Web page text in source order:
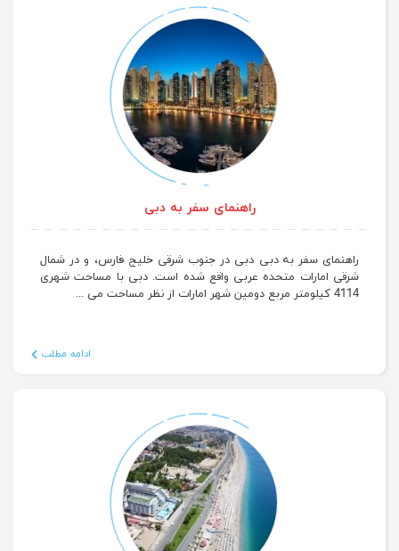
راهنمای سفر به دبی
راهنمای سفر به دبی دبی در جنوب شرقی خلیج فارس، و در شمال
شرقی امارات متحده عربی واقع شده است. دبی با مساحت شهری
4114 کیلومتر مربع دومین شهر امارات از نظر مساحت می ...
ادامه مطلب